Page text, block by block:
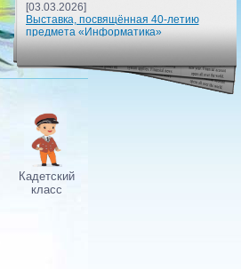
Кадетcкий
класс
[03.03.2026]
Выставка, посвящённая 40-летию
предмета «Информатика»